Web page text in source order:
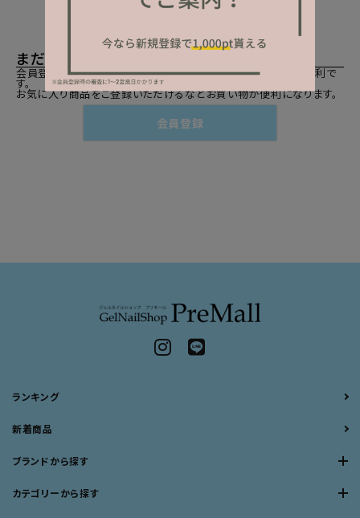
まだご登録がお済みでないお客様
会員登録をしていただきますと、二度目のお買い物時にとても便利で
す。
お気に入り商品をご登録いただけるなどお買い物が便利になります。
会員登録
ランキング
新着商品
ブランドから探す
カテゴリーから探す